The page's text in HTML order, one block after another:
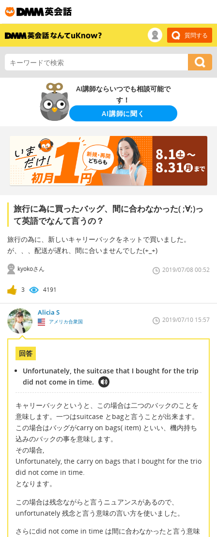
質問する
AI講師ならいつでも相談可能で
す！
AI講師に聞く
旅行に為に買ったバッグ、間に合わなかった( ;∀;)っ
て英語でなんて言うの？
旅行の為に、新しいキャリーバックをネットで買いました。
が、、、配送が遅れ、間に合いませんでした(+_+)
kyokoさん 2019/07/08 00:52
3 4191
Alicia S
アメリカ合衆国 2019/07/10 15:57
回答
Unfortunately, the suitcase that I bought for the trip
did not come in time.
キャリーバックというと、この場合は二つのバックのことを
意味します。一つはsuitcase とbagと言うことが出来ます。
この場合はバッグがcarry on bags( item) といい、機内持ち
込みのバックの事を意味します。
その場合,
Unfortunately, the carry on bags that I bought for the trio
did not come in time.
となります。
この場合は残念ながらと言うニュアンスがあるので、
unfortunately 残念と言う意味の言い方を使いました。
さらにdid not come in time は間に合わなかったと言う意味